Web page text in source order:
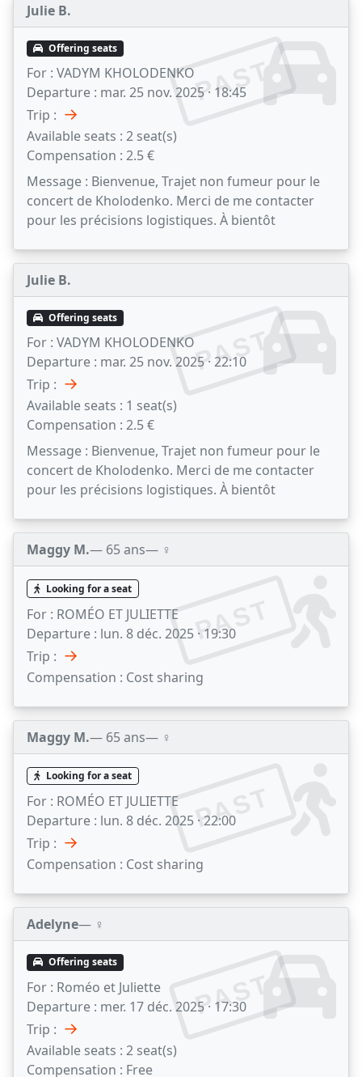
Julie B.
PAST
Offering seats
For : VADYM KHOLODENKO
Departure : mar. 25 nov. 2025 · 18:45
Trip : →
Available seats : 2 seat(s)
Compensation : 2.5 €
Message : Bienvenue, Trajet non fumeur pour le
concert de Kholodenko. Merci de me contacter
pour les précisions logistiques. À bientôt
Julie B.
PAST
Offering seats
For : VADYM KHOLODENKO
Departure : mar. 25 nov. 2025 · 22:10
Trip : →
Available seats : 1 seat(s)
Compensation : 2.5 €
Message : Bienvenue, Trajet non fumeur pour le
concert de Kholodenko. Merci de me contacter
pour les précisions logistiques. À bientôt
Maggy M.— 65 ans— ♀️
PAST
Looking for a seat
For : ROMÉO ET JULIETTE
Departure : lun. 8 déc. 2025 · 19:30
Trip : →
Compensation : Cost sharing
Maggy M.— 65 ans— ♀️
PAST
Looking for a seat
For : ROMÉO ET JULIETTE
Departure : lun. 8 déc. 2025 · 22:00
Trip : →
Compensation : Cost sharing
Adelyne— ♀️
PAST
Offering seats
For : Roméo et Juliette
Departure : mer. 17 déc. 2025 · 17:30
Trip : →
Available seats : 2 seat(s)
Compensation : Free